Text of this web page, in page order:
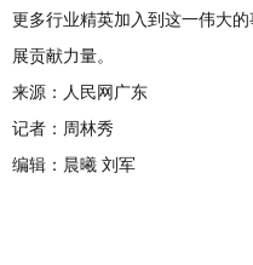
更多行业精英加入到这一伟大
展贡献力量。
来源：人民网广东
记者：周林秀
编辑：晨曦 刘军